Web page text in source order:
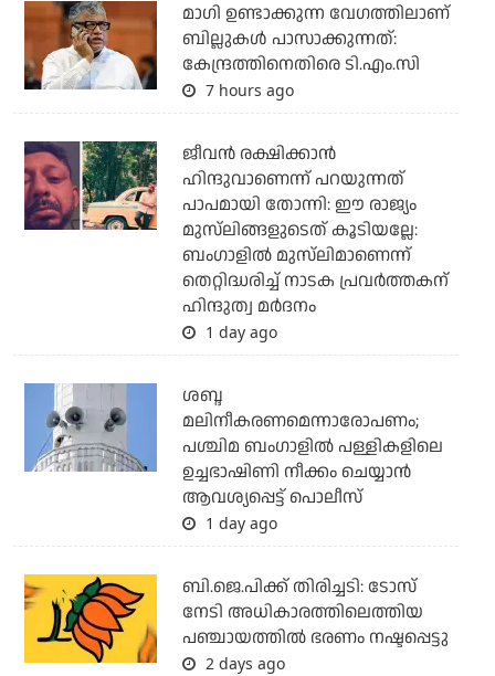
മാഗി ഉണ്ടാക്കുന്ന വേഗത്തിലാണ്
ബില്ലുകള്‍ പാസാക്കുന്നത്:
കേന്ദ്രത്തിനെതിരെ ടി.എം.സി
7 hours ago
ജീവന്‍ രക്ഷിക്കാന്‍
ഹിന്ദുവാണെന്ന് പറയുന്നത്
പാപമായി തോന്നി: ഈ രാജ്യം
മുസ്‌ലിങ്ങളുടെത് കൂടിയല്ലേ:
ബംഗാളില്‍ മുസ്‌ലിമാണെന്ന്
തെറ്റിദ്ധരിച്ച് നാടക പ്രവര്‍ത്തകന്
ഹിന്ദുത്വ മര്‍ദനം
1 day ago
ശബ്ദ
മലിനീകരണമെന്നാരോപണം;
പശ്ചിമ ബംഗാളില്‍ പള്ളികളിലെ
ഉച്ചഭാഷിണി നീക്കം ചെയ്യാന്‍
ആവശ്യപ്പെട്ട് പൊലീസ്
1 day ago
ബി.ജെ.പിക്ക് തിരിച്ചടി: ടോസ്
നേടി അധികാരത്തിലെത്തിയ
പഞ്ചായത്തില്‍ ഭരണം നഷ്ടപ്പെട്ടു
2 days ago